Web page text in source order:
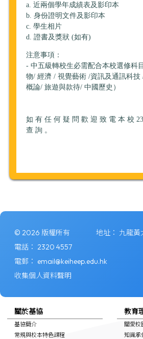
a. 近兩個學年成績表及影印本
b. 身份證明文件及影印本
c. 學生相片
d. 證書及獎狀 (如有)
注意事項：
- 中五級轉校生必需配合本校選修科
物/ 經濟 / 視覺藝術 /資訊及通訊科技
概論/ 旅遊與款待/ 中國歷史）
如 有 任 何 疑 問 歡 迎 致 電 本 校
查 詢 。
© 2026 版權所有 地址： 九龍黃
電話： 2320 4557
電郵： email@keiheep.edu.hk
收集個人資料聲明
關於基協
基協簡介
常規與校本特色課程
教育
關愛校
知識承